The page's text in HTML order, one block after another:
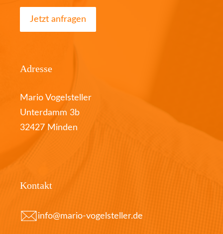
Jetzt anfragen
Adresse
Mario Vogelsteller
Unterdamm 3b
32427 Minden
Kontakt
info@mario-vogelsteller.de